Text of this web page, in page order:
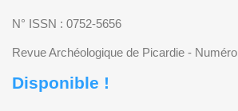
N° ISSN : 0752-5656
Revue Archéologique de Picardie -
Disponible !